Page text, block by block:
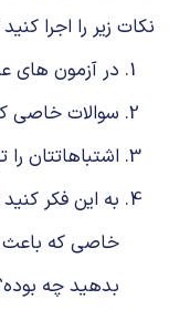
نکات زیر را اجرا
در آزمون های
سوالات خاصی
اشتباهاتتان
به این فکر
خاصی که باعث
بدهید چه بوده؟